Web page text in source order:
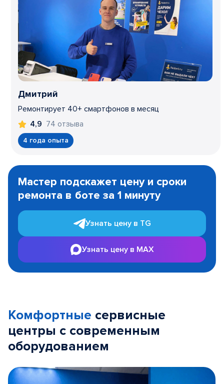
Дмитрий
Ремонтирует 40+ смартфонов в месяц
4,9 74 отзыва
4 года опыта
1
Мастер подскажет цену и сроки
ремонта в боте за 1 минуту
Узнать цену в TG
Узнать цену в MAX
Комфортные сервисные
центры с современным
оборудованием